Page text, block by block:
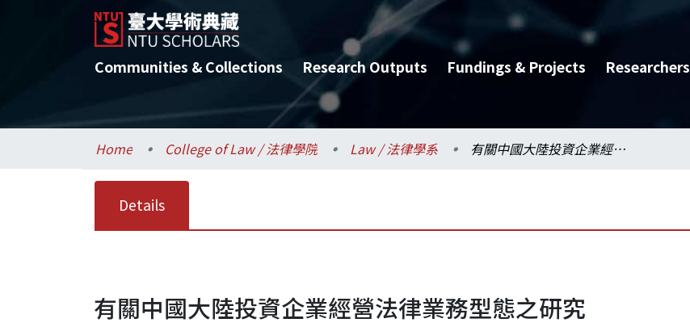
Communities & Collections Research Outputs Fundings & Projects Researchers
Home College of Law / 法律學院 Law / 法律學系 有關中國大陸投資企業經營法律業務型態之研究
Details
有關中國大陸投資企業經營法律業務型態之研究